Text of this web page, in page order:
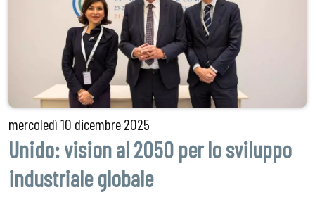
mercoledì10 dicembre 2025
Unido: vision al 2050 per lo sviluppo
industriale globale